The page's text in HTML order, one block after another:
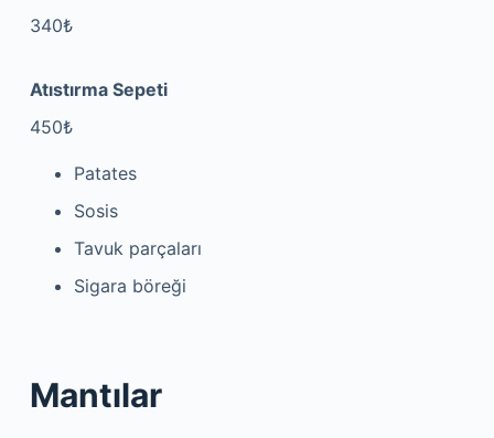
340₺
Atıstırma Sepeti
450₺
Patates
Sosis
Tavuk parçaları
Sigara böreği
Mantılar